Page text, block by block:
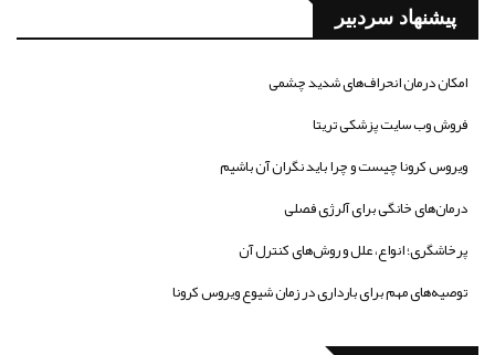
پیشنهاد سردبیر
امکان درمان انحراف‌های شدید چشمی
فروش وب سایت پزشکی تریتا
ویروس کرونا چیست و چرا باید نگران آن باشیم
درمان‌های خانگی برای آلرژی فصلی
پرخاشگری؛ انواع، علل و روش‌های کنترل آن
توصیه‌های مهم برای بارداری در زمان شیوع ویروس کرونا